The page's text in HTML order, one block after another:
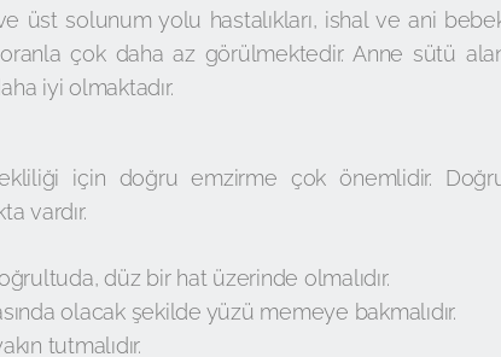
üst solunum yolu hastalıkları, ishal ve ani
çok daha az görülmektedir. Anne sütü
iyi olmaktadır.
için doğru emzirme çok önemlidir.
vardır.
düz bir hat üzerinde olmalıdır.
olacak şekilde yüzü memeye bakmalıdır.
tutmalıdır.